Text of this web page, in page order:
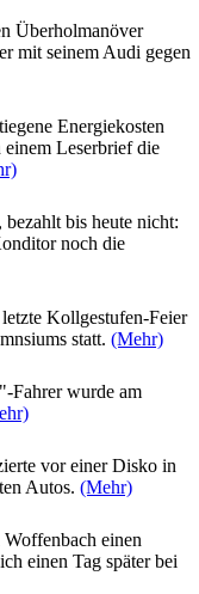
Überholmanöver
mit seinem Audi gegen
Energiekosten
Leserbrief die
bis heute nicht:
noch die
Kollgestufen-Feier
statt. (Mehr)
Fahrer wurde am
vor einer Disko in
Autos. (Mehr)
einen
einen Tag später bei